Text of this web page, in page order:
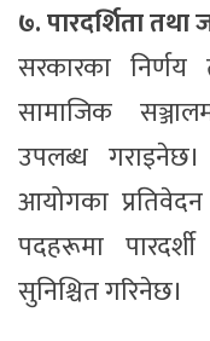
७. पारदर्शिता
सरकारका
सामाजिक
उपलब्ध
आयोगका
पदहरूमा पारदर्शी
सुनिश्चित गरिनेछ।